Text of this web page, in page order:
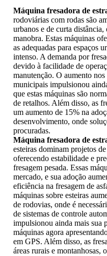
Máquina fresadora de
rodoviárias com rodas são
urbanos e de curta distância,
manobra. Estas máquinas
as adequadas para espaços
intenso. A demanda por
devido à facilidade de
manutenção. O aumento
municipais impulsionou
que estas máquinas são
de retalhos. Além disso, as
um aumento de 15% na
desenvolvimento, onde
procuradas.
Máquina fresadora de
esteiras dominam projetos
oferecendo estabilidade e
fresagem pesada. Essas
mercado, e sua adoção
eficiência na fresagem de
máquinas sobre esteiras
de rodovias, onde é
de sistemas de controle
impulsionou ainda mais sua
máquinas agora
em GPS. Além disso, as
áreas rurais e montanhosas,